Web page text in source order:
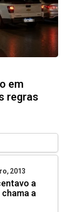
em
regras
2013
a
a